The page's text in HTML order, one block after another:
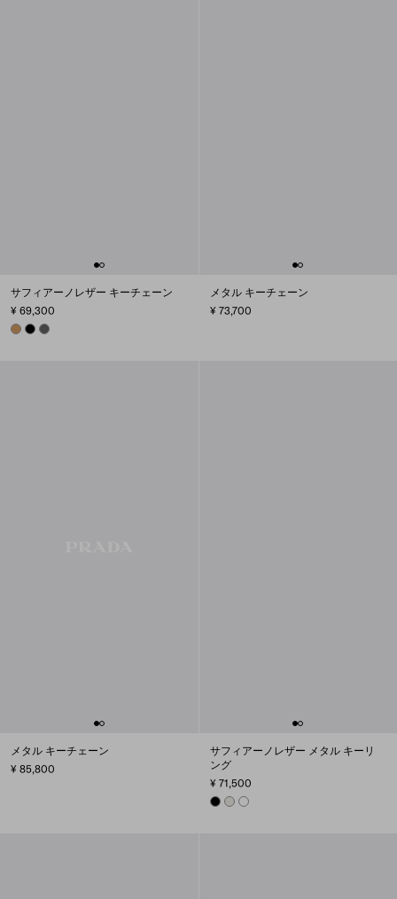
サフィアーノレザー キーチェーン
¥ 69,300
CARAMEL
BLACKSMOKY GRAY
メタル キーチェーン
¥ 73,700
メタル キーチェーン
¥ 85,800
サフィアーノレザー メタル キーリ
ング
¥ 71,500
BLACKCHALK WHITE
WHITE